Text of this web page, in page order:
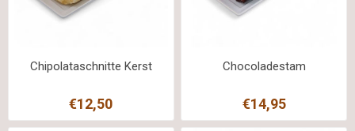
Chipolataschnitte Kerst
€12,50
Chocoladestam
€14,95